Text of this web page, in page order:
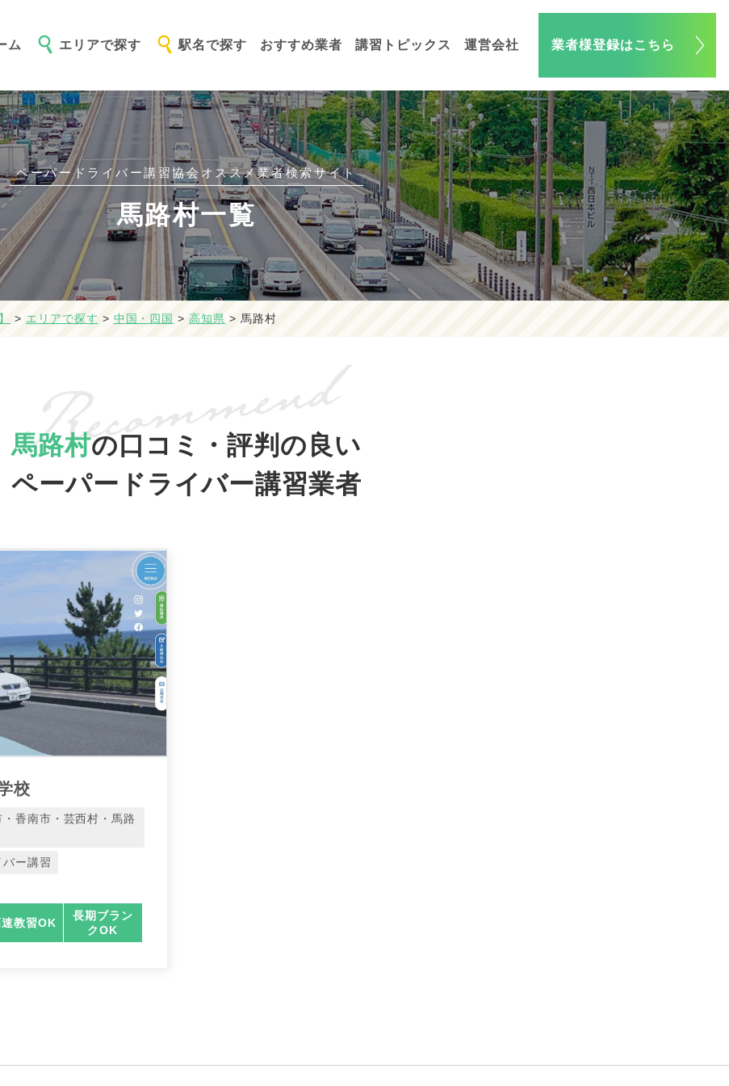
ム エリアで探す 駅名で探す おすすめ業者 講習トピックス 運営会社 業者様登録はこちら
ペーパードライバー講習協会オススメ業者検索サイト
馬路村一覧
> エリアで探す > 中国・四国 >高知県 > 馬路村
馬路村の口コミ・評判の良い
ペーパードライバー講習業者
校
香南市・芸西村・馬路
ー講習
教習OK
長期ブラン
クOK